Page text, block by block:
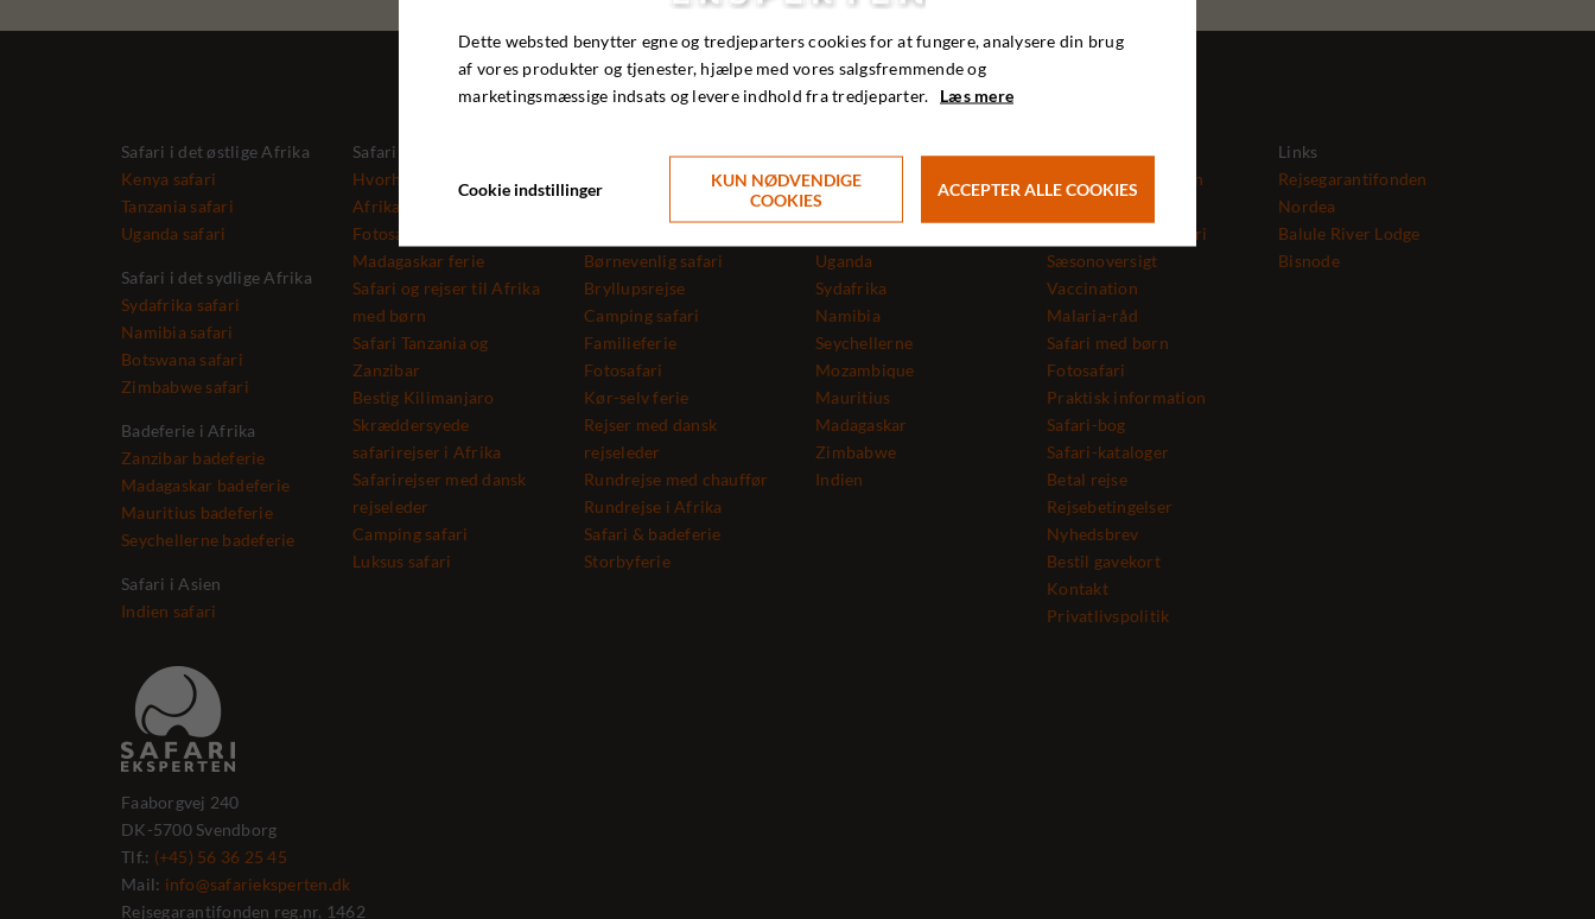
Safari i det østlige Afrika
Kenya safari
Tanzania safari
Uganda safari
Safari i det sydlige Afrika
Sydafrika safari
Namibia safari
Botswana safari
Zimbabwe safari
Badeferie i Afrika
Zanzibar badeferie
Madagaskar badeferie
Mauritius badeferie
Seychellerne badeferie
Safari i Asien
Indien safari
Safari - guide
Hvorhen på safari
Afrika safari og badeferie
Fotosafari Kenya
Madagaskar ferie
Safari og rejser til Afrika
med børn
Safari Tanzania og
Zanzibar
Bestig Kilimanjaro
Skræddersyede
safarirejser i Afrika
Safarirejser med dansk
rejseleder
Camping safari
Luksus safari
Safari - rejsetyper
Børnevenlig safari
Bryllupsrejse
Camping safari
Familieferie
Fotosafari
Kør-selv ferie
Rejser med dansk
rejseleder
Rundrejse med chauffør
Rundrejse i Afrika
Safari & badeferie
Storbyferie
Safari - lande
Botswana
Kenya
Uganda
Sydafrika
Namibia
Seychellerne
Mozambique
Mauritius
Madagaskar
Zimbabwe
Indien
Info
Om Safari Eksperten
Planlægning af safari
Sæsonoversigt
Vaccination
Malaria-råd
Safari med børn
Fotosafari
Praktisk information
Safari-bog
Safari-kataloger
Betal rejse
Rejsebetingelser
Nyhedsbrev
Bestil gavekort
Kontakt
Privatlivspolitik
Links
Rejsegarantifonden
Nordea
Balule River Lodge
Bisnode
Faaborgvej 240
DK-5700 Svendborg
Tlf.: (+45) 56 36 25 45
Mail: info@safarieksperten.dk
Rejsegarantifonden reg.nr. 1462
Dette websted benytter egne og tredjeparters cookies for at fungere, analysere din brug
af vores produkter og tjenester, hjælpe med vores salgsfremmende og
marketingsmæssige indsats og levere indhold fra tredjeparter. Læs mere
Cookie indstillinger
KUN NØDVENDIGE
COOKIES
ACCEPTER ALLE COOKIES